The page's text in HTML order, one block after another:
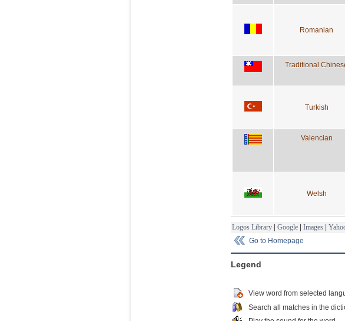
Romanian
Traditional
Turkish
Valencian
Welsh
Logos Library | Google | Images |
Go to Homepage
Legend
View word from selected
Search all matches in the